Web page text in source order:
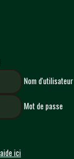
Nom d'utilisateur
Mot de passe
ici